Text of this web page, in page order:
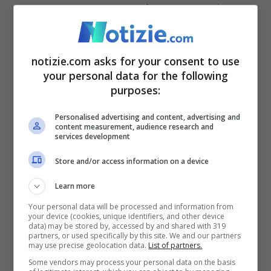
“Penso che l’avranno già squagliata (ride
tristemente, ndr.). Ci sono due collezionisti
medaglia d’argento che venne coniata in
quell’occasione. Mi hanno contattato
perché me la vogliono regalare, poi io la
farò laccare e la rimetterò nella cornice
all’interno dello studio di mio padre
LEGGI ANCHE
: La difesa della Juve nel
caso plusvalenze
La porterò da Bezzi– ha continuato
notizie.com asks for your consent to use
your personal data for the following
purposes:
Personalised advertising and content, advertising and
content measurement, audience research and
services development
Store and/or access information on a device
Learn more
Your personal data will be processed and information from
your device (cookies, unique identifiers, and other device
data) may be stored by, accessed by and shared with 319
partners, or used specifically by this site. We and our partners
may use precise geolocation data. List of partners.
Some vendors may process your personal data on the basis